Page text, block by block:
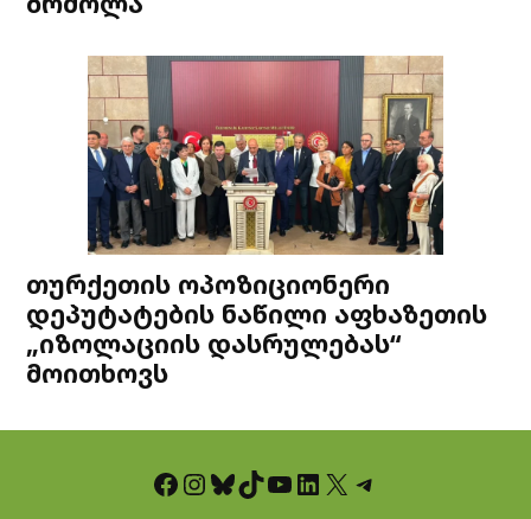
თურქეთის ოპოზიციონერი
დეპუტატების ნაწილი აფხაზეთის
„იზოლაციის დასრულებას“
მოითხოვს
Facebook InstagramBluesky TikTok YouTube LinkedIn X Telegram